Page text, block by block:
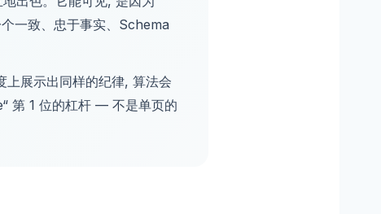
一致、忠于事实、Schema
展示出同样的纪律, 算法会
第 1 位的杠杆 — 不是单页的